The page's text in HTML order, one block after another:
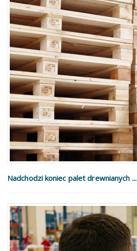
Nadchodzi koniec palet drewnianych ...